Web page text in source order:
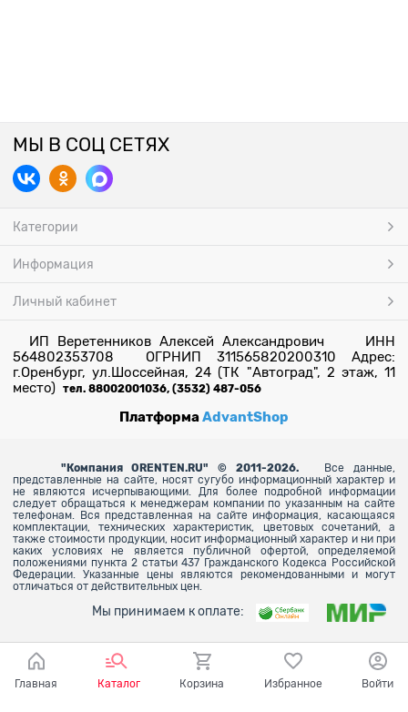
МЫ В СОЦ СЕТЯХ
Категории
Информация
Личный кабинет
ИП Веретенников Алексей Александрович ИНН
564802353708 ОГРНИП 311565820200310 Адрес:
г.Оренбург, ул.Шоссейная, 24 (ТК "Автоград", 2 этаж, 11
место) тел. 88002001036, (3532) 487-056
ПлатформаAdvantShop
" Компания ORENTEN.RU" © 2011-2026.
Все данные,
представленные на сайте, носят сугубо информационный характер и
не являются исчерпывающими. Для более подробной информации
следует обращаться к менеджерам компании по указанным на сайте
телефонам. Вся представленная на сайте информация, касающаяся
комплектации, технических характеристик, цветовых сочетаний, а
также стоимости продукции, носит информационный характер и ни при
каких условиях не является публичной офертой, определяемой
положениями пункта 2 статьи 437 Гражданского Кодекса Российской
Федерации. Указанные цены являются рекомендованными и могут
отличаться от действительных цен.
Мы принимаем к оплате:
Главная Каталог Корзина Избранное Войти